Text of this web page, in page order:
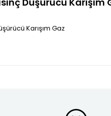
Karışım Gaz